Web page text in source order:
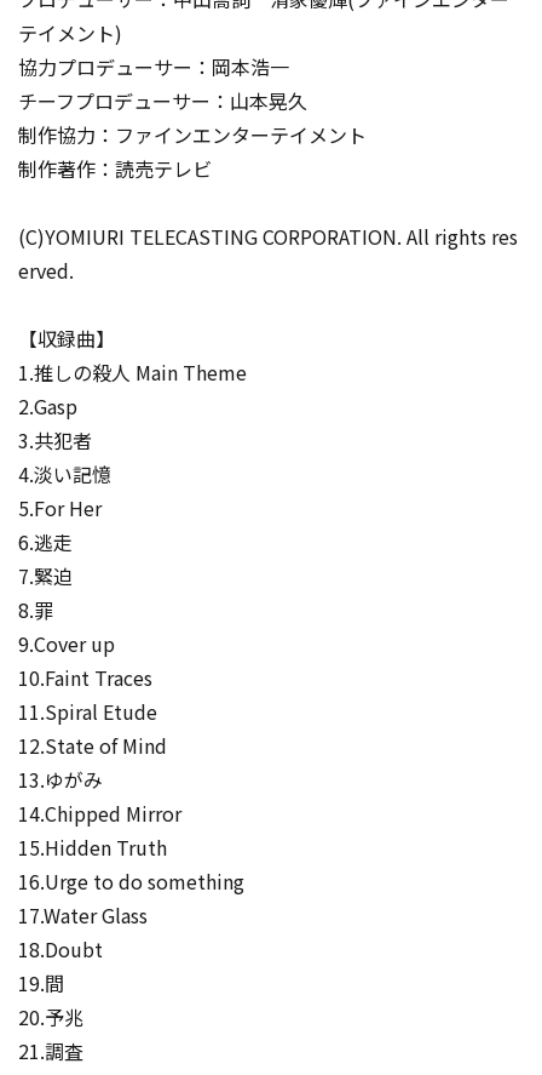
テイメント)
協力プロデューサー：岡本浩一
チーフプロデューサー：山本晃久
制作協力：ファインエンターテイメント
制作著作：読売テレビ
(C)YOMIURI TELECASTING CORPORATION. All rights res
erved.
【収録曲】
1.推しの殺人 Main Theme
2.Gasp
3.共犯者
4.淡い記憶
5.For Her
6.逃走
7.緊迫
8.罪
9.Cover up
10.Faint Traces
11.Spiral Etude
12.State of Mind
13.ゆがみ
14.Chipped Mirror
15.Hidden Truth
16.Urge to do something
17.Water Glass
18.Doubt
19.間
20.予兆
21.調査